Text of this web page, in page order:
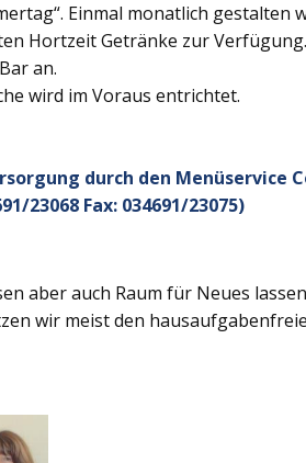
Einmal monatlich
Hortzeit Getränke zur
an.
wird im Voraus entrichtet.
durch den Menüservice
23068 Fax: 034691/23075)
aber auch Raum für Neues
wir meist den